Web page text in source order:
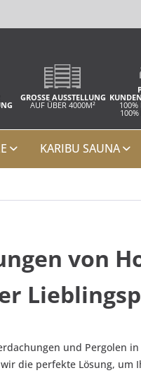
GROSSE AUSSTELLUNG
AUF ÜBER 4000M² 100%
KARIBU SAUNA
von
und Pergolen
die perfekte Lösung, um